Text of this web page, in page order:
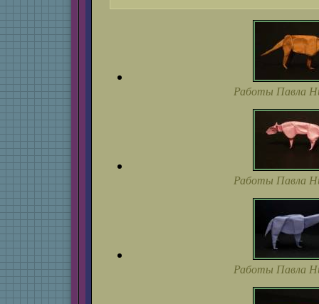
Работы Павла
Работы Павла
Работы Павла